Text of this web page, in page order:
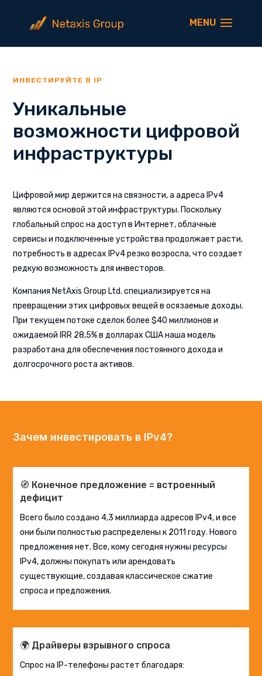
ИНВЕСТИРУЙТЕ В IP
Уникальные
возможности цифровой
инфраструктуры
Цифровой мир держится на связности, а адреса IPv4
являются основой этой инфраструктуры. Поскольку
глобальный спрос на доступ в Интернет, облачные
сервисы и подключенные устройства продолжает расти,
потребность в адресах IPv4 резко возросла, что создает
редкую возможность для инвесторов.
Компания NetAxis Group Ltd. специализируется на
превращении этих цифровых вещей в осязаемые доходы.
При текущем потоке сделок более $40 миллионов и
ожидаемой IRR 28,5% в долларах США наша модель
разработана для обеспечения постоянного дохода и
долгосрочного роста активов.
Зачем инвестировать в IPv4?
🧭 Конечное предложение = встроенный
дефицит
Всего было создано 4,3 миллиарда адресов IPv4, и все
они были полностью распределены к 2011 году. Нового
предложения нет. Все, кому сегодня нужны ресурсы
IPv4, должны покупать или арендовать
существующие, создавая классическое сжатие
спроса и предложения.
🌍 Драйверы взрывного спроса
Спрос на IP-телефоны растет благодаря: